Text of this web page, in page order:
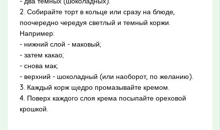
2. Собирайте торт в кольце или сразу на блюде,
поочередно чередуя светлый и темный коржи.
Например:
- нижний слой - маковый;
- затем какао;
- снова мак;
- верхний - шоколадный (или наоборот, по желанию).
3. Каждый корж щедро промазывайте кремом.
4. Поверх каждого слоя крема посыпайте ореховой
крошкой.